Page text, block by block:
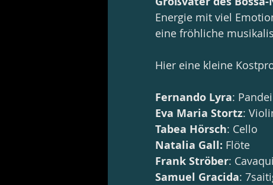
Energie mit viel
eine fröhliche
Hier eine kleine
Fernando Lyra:
Eva Maria Stortz:
Tabea Hörsch: Cello
Natalia Gall: Flöte
Frank Ströber:
Samuel Gracida: